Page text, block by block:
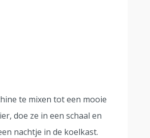
te mixen tot een mooie
doe ze in een schaal en
nachtje in de koelkast.